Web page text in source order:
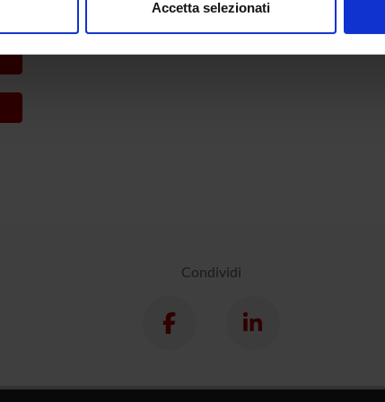
e social media, i quali potrebbero combinarle con altre
dei loro servizi.
Accetta selezionati
Condividi